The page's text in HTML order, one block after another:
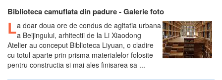
Biblioteca camuflata din padure - Galerie foto
La doar doua ore de condus de agitatia urbana
a Beijingului, arhitectii de la Li Xiaodong
Atelier au conceput Biblioteca Liyuan, o cladire
cu totul aparte prin prisma materialelor folosite
pentru constructia si mai ales finisarea sa ...